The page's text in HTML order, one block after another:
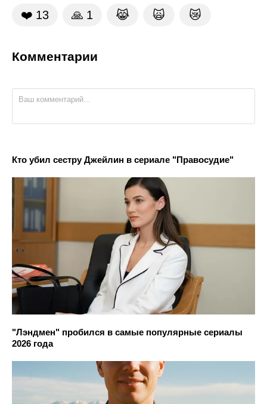
❤️ 13 🙏 1 😹 🙀 😿
Комментарии
Кто убил сестру Джейлин в сериале "Правосудие"
"Лэндмен" пробился в самые популярные сериалы
2026 года